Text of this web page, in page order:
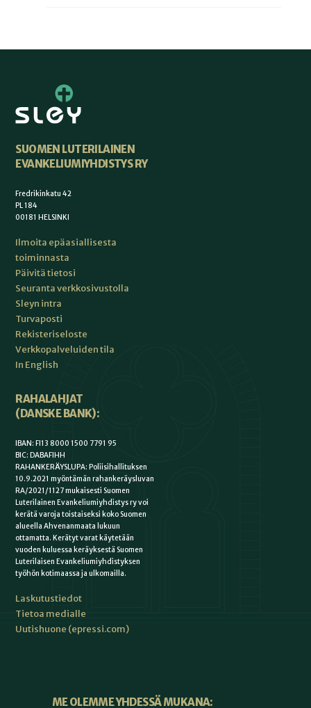
SUOMEN LUTERILAINEN
EVANKELIUMIYHDISTYS RY
Fredrikinkatu 42
PL 184
00181 HELSINKI
Ilmoita epäasiallisesta
toiminnasta
Päivitä tietosi
Seuranta verkkosivustolla
Sleyn intra
Turvaposti
Rekisteriseloste
Verkkopalveluiden tila
In English
RAHALAHJAT
(DANSKE BANK):
IBAN: FI13 8000 1500 7791 95
BIC: DABAFIHH
RAHANKERÄYSLUPA: Poliisihallituksen
10.9.2021 myöntämän rahankeräysluvan
RA/2021/1127 mukaisesti Suomen
Luterilainen Evankeliumiyhdistys ry voi
kerätä varoja toistaiseksi koko Suomen
alueella Ahvenanmaata lukuun
ottamatta. Kerätyt varat käytetään
vuoden kuluessa keräyksestä Suomen
Luterilaisen Evankeliumiyhdistyksen
työhön kotimaassa ja ulkomailla.
Laskutustiedot
Tietoa medialle
Uutishuone (epressi.com)
ME OLEMME YHDESSÄ MUKANA: